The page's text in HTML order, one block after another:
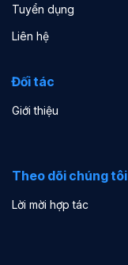
Tuyển dụng
Liên hệ
Đối tác
Giới thiệu
Theo dõi chúng tôi
Lời mời hợp tác